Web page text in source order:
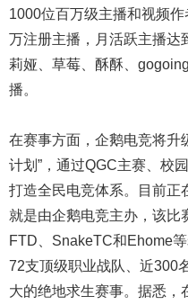
1000位百万级主播和视频
万注册主播，月活跃主播达
莉娅、草莓、酥酥、
播。
在赛事方面，企鹅电竞将升
计划”，通过QGC主赛、校
打造全民电竞体系。目前正
就是由企鹅电竞主办，该比
FTD、SnakeTC和Ehome
72支顶级职业战队、近300
大的绝地求生赛事。据悉